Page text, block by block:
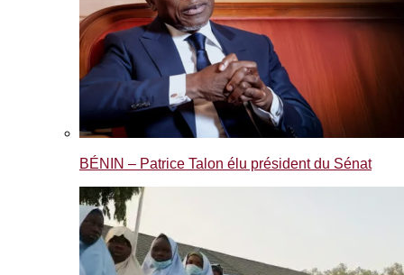
BÉNIN – Patrice Talon élu président du Sénat